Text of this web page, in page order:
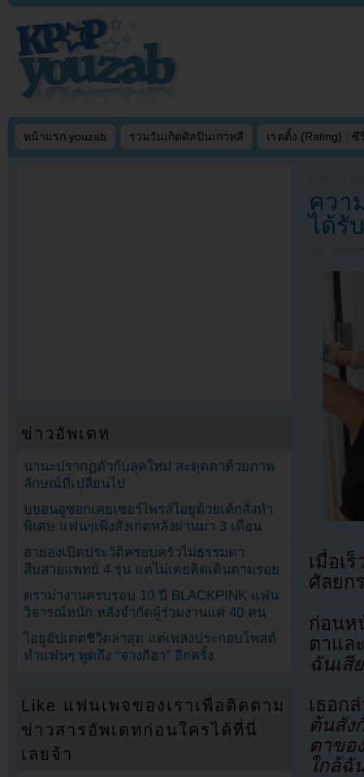
หน้าแรก youzab รวมวันเกิดศิลปินเกาหลี เรตติ้ง (Rating) : ซี
ควา
ได้รั
เมื่อเ
ศัลยก
ก่อนห
ตาแล
ฉันเสี
เธอ
ต้นสัง
ตาขอ
ใกล้ฉั
ข่าวอัพเดท
นานะปรากฏตัวกับลุคใหม่ สะดุดตาด้วยภาพ
ลักษณ์ที่เปลี่ยนไป
บยอนอูซอกเคยเซอร์ไพรส์ไอยูด้วยเค้กสั่งทำ
พิเศษ แฟนๆเพิ่งสังเกตหลังผ่านมา 3 เดือน
ฮายองเปิดประวัติครอบครัวไม่ธรรมดา
สืบสายแพทย์ 4 รุ่น แต่ไม่เคยคิดเดินตามรอย
ดราม่างานครบรอบ 10 ปี BLACKPINK แฟน
วิจารณ์หนัก หลังจำกัดผู้ร่วมงานแค่ 40 คน
ไอยูอัปเดตชีวิตล่าสุด แต่เพลงประกอบโพสต์
ทำแฟนๆ พูดถึง “จางกีฮา” อีกครั้ง
Like แฟนเพจของเราเพื่อติดตาม
ข่าวสารอัพเดทก่อนใครได้ที่นี่
เลยจ้า